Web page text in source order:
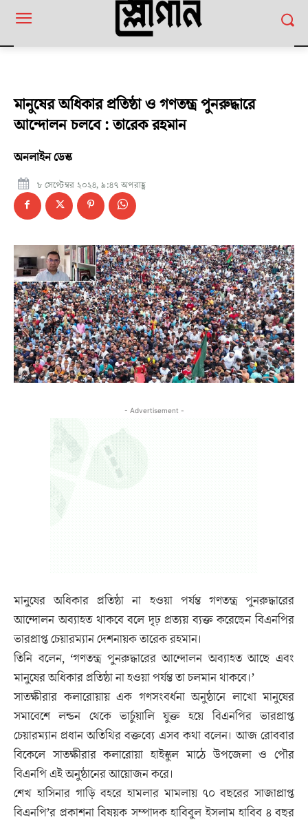
মানুষের অধিকার প্রতিষ্ঠা ও গণতন্ত্র পুনরুদ্ধারে
আন্দোলন চলবে : তারেক রহমান
অনলাইন ডেস্ক
৮ সেপ্টেম্বর ২০২৪, ৯:৪৭ অপরাহ্ণ
- Advertisement -
মানুষের অধিকার প্রতিষ্ঠা না হওয়া পর্যন্ত গণতন্ত্র পুনরুদ্ধারের
আন্দোলন অব্যাহত থাকবে বলে দৃঢ় প্রত্যয় ব্যক্ত করেছেন বিএনপির
ভারপ্রাপ্ত চেয়ারম্যান দেশনায়ক তারেক রহমান।
তিনি বলেন, ‘গণতন্ত্র পুনরুদ্ধারের আন্দোলন অব্যাহত আছে এবং
মানুষের অধিকার প্রতিষ্ঠা না হওয়া পর্যন্ত তা চলমান থাকবে।’
সাতক্ষীরার কলারোয়ায় এক গণসংবর্ধনা অনুষ্ঠানে লাখো মানুষের
সমাবেশে লন্ডন থেকে ভার্চুয়ালি যুক্ত হয়ে বিএনপির ভারপ্রাপ্ত
চেয়ারম্যান প্রধান অতিথির বক্তব্যে এসব কথা বলেন। আজ রোববার
বিকেলে সাতক্ষীরার কলারোয়া হাইস্কুল মাঠে উপজেলা ও পৌর
বিএনপি এই অনুষ্ঠানের আয়োজন করে।
শেখ হাসিনার গাড়ি বহরে হামলার মামলায় ৭০ বছরের সাজাপ্রাপ্ত
বিএনপি’র প্রকাশনা বিষয়ক সম্পাদক হাবিবুল ইসলাম হাবিব ৪ বছর